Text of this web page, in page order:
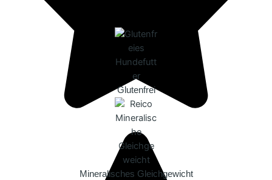
Glutenfrei
Mineralisches Gleichgewicht